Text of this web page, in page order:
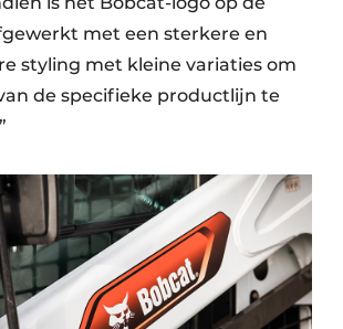
met een sterkere en
styling met kleine variaties om
de specifieke productlijn te